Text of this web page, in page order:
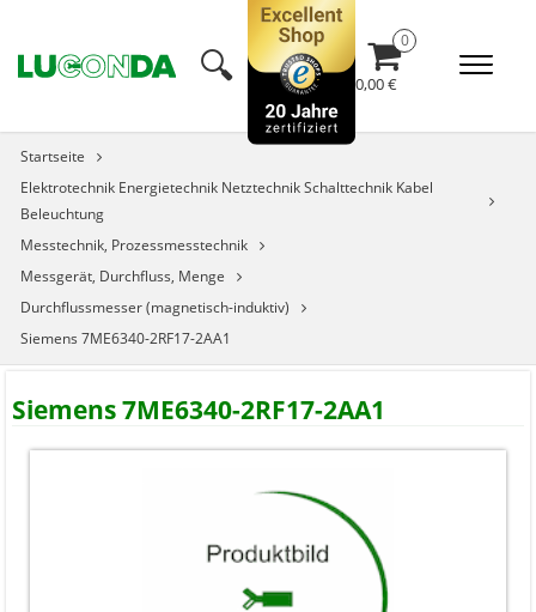
🔍︎ 0,00 €
Startseite
Elektrotechnik Energietechnik Netztechnik Schalttechnik Kabel
Beleuchtung
Messtechnik, Prozessmesstechnik
Messgerät, Durchfluss, Menge
Durchflussmesser (magnetisch-induktiv)
Siemens 7ME6340-2RF17-2AA1
Siemens 7ME6340-2RF17-2AA1